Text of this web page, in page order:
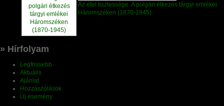
Az étel tisztessége. A polgári étkezés tárgyi emlékei
Háromszéken (1870-1945)
» Hírfolyam
Legfrissebb
Aktuális
Ajánlat
Hozzászólások
Új esemény